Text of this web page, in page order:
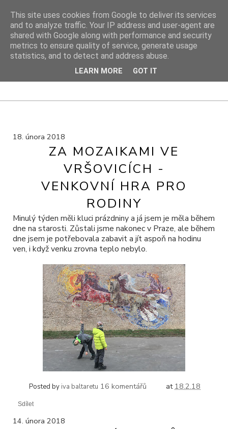
DIY PROJEKTY
DIY blog s návody, výtvarnými tipy a cestami za inspirací
18. února 2018
ZA MOZAIKAMI VE
VRŠOVICÍCH -
VENKOVNÍ HRA PRO
RODINY
Minulý týden měli kluci prázdniny a já jsem je měla během
dne na starosti. Zůstali jsme nakonec v Praze, ale během
dne jsem je potřebovala zabavit a jít aspoň na hodinu
ven, i když venku zrovna teplo nebylo.
Posted by iva baltaretu at18.2.18
16 komentářů
Sdílet
14. února 2018
This site uses cookies from Google to deliver its services
and to analyze traffic. Your IP address and user-agent are
shared with Google along with performance and security
metrics to ensure quality of service, generate usage
statistics, and to detect and address abuse.
LEARN MORE GOT IT